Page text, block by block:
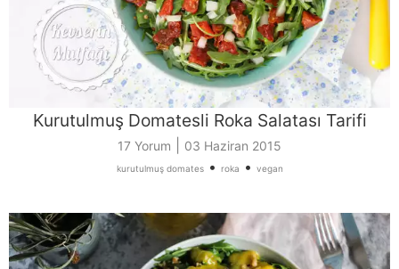
Kurutulmuş Domatesli Roka Salatası Tarifi
17 Yorum 03 Haziran 2015
kurutulmuş domates• roka • vegan